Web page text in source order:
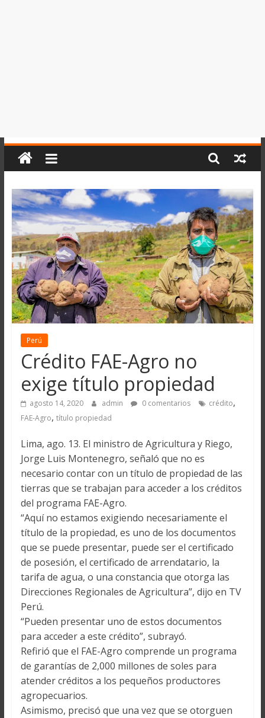
Perú
Crédito FAE-Agro no
exige título propiedad
agosto 14, 2020 admin 0 comentarios crédito,
FAE-Agro, título propiedad
Lima, ago. 13. El ministro de Agricultura y Riego,
Jorge Luis Montenegro, señaló que no es
necesario contar con un título de propiedad de las
tierras que se trabajan para acceder a los créditos
del programa FAE-Agro.
“Aquí no estamos exigiendo necesariamente el
título de la propiedad, es uno de los documentos
que se puede presentar, puede ser el certificado
de posesión, el certificado de arrendatario, la
tarifa de agua, o una constancia que otorga las
Direcciones Regionales de Agricultura”, dijo en TV
Perú.
“Pueden presentar uno de estos documentos
para acceder a este crédito”, subrayó.
Refirió que el FAE-Agro comprende un programa
de garantías de 2,000 millones de soles para
atender créditos a los pequeños productores
agropecuarios.
Asimismo, precisó que una vez que se otorguen